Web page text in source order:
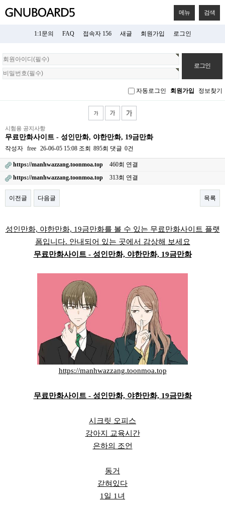
메뉴 검색
1:1문의 FAQ 접속자 156 새글 회원가입 로그인
회
원
로
자동로그인 회원가입 정보찾기
시험용 공지사항
무료만화사이트 - 성인만화, 야한만화, 19금만화
작성자 free 26-06-05 15:08 조회 895회 댓글 0건
https://manhwazzang.toonmoa.top
460회 연결
https://manhwazzang.toonmoa.top
313회 연결
이전글 다음글 목록
성인만화, 야한만화, 19금만화를 볼 수 있는 무료만화사이트 플랫
폼입니다. 안내되어 있는 곳에서 감상해 보세요
무료만화사이트 - 성인만화, 야한만화, 19금만화
https://manhwazzang.toonmoa.top
무료만화사이트 - 성인만화, 야한만화, 19금만화
시크릿 오피스
강아지 교육시간
은하의 조언
동거
갇혀있다
1일 1녀